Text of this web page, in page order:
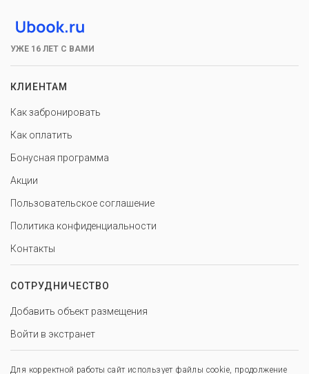
УЖЕ 16 ЛЕТ С ВАМИ
КЛИЕНТАМ
Как забронировать
Как оплатить
Бонусная программа
Акции
Пользовательское соглашение
Политика конфиденциальности
Контакты
СОТРУДНИЧЕСТВО
Добавить объект размещения
Войти в экстранет
Для корректной работы сайт использует файлы cookie, продолжение